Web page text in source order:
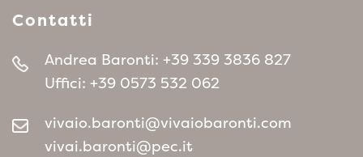
Contatti
Andrea Baronti: +39 339 3836 827
Uffici: +39 0573 532 062
vivaio.baronti@vivaiobaronti.com
vivai.baronti@pec.it